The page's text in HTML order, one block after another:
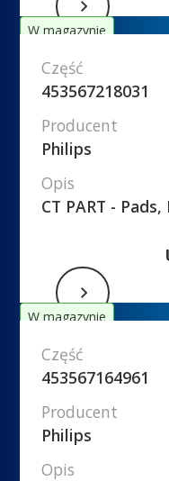
W magazynie
Część
453567218031
Producent
Philips
Opis
CT PART -
W magazynie
Część
453567164961
Producent
Philips
Opis